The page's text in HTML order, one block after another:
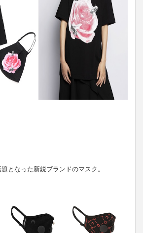
となった新鋭ブランドのマスク。